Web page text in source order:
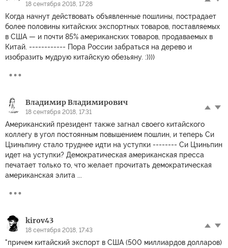
18 сентября 2018, 17:28
Когда начнут действовать объявленные пошлины, пострадает
более половины китайских экспортных товаров, поставляемых
в США — и почти 85% американских товаров, продаваемых в
Китай. ------------ Пора России забраться на дерево и
изобразить мудрую китайскую обезьяну. :))))
Владимир Владимирович
18 сентября 2018, 17:31
Американский президент также загнал своего китайского
коллегу в угол постоянным повышением пошлин, и теперь Си
Цзиньпину стало труднее идти на уступки -------- Си Цзиньпин
идет на уступки? Демократическая американская пресса
печатает только то, что желает прочитать демократическая
американская элита ...
kirov43
18 сентября 2018, 17:43
"причем китайский экспорт в США (500 миллиардов долларов)